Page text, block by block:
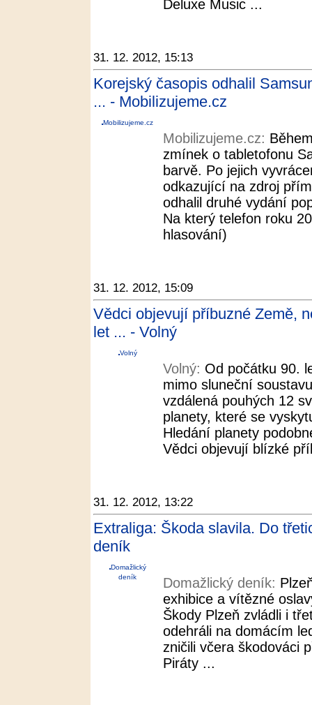
Deluxe Music ...
31. 12. 2012, 15:13
Korejský časopis odhalil
... - Mobilizujeme.cz
Mobilizujeme.cz
Mobilizujeme.cz:
zmínek o tabletofonu
barvě. Po jejich
odkazující na zdroj
odhalil druhé vydání
Na který telefon roku
hlasování)
31. 12. 2012, 15:09
Vědci objevují příbuzné Země,
let ... - Volný
Volný
Volný: Od počátku 90.
mimo sluneční
vzdálená pouhých 12
planety, které se
Hledání planety
Vědci objevují blízké
31. 12. 2012, 13:22
Extraliga: Škoda slavila. Do
deník
Domažlický
deník
Domažlický deník:
exhibice a vítězné
Škody Plzeň zvládli i
odehráli na domácím
zničili včera škodováci
Piráty ...